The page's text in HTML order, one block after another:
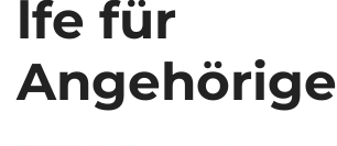
lfe für
Angehörige